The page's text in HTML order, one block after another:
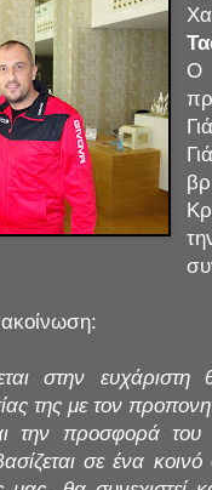
Ο
στην ευχάριστη
της με τον
την προσφορά του
σε ένα